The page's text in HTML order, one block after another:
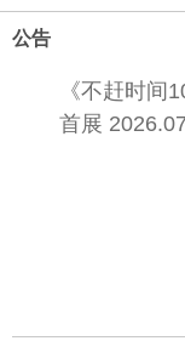
公告
《不赶时间
首展